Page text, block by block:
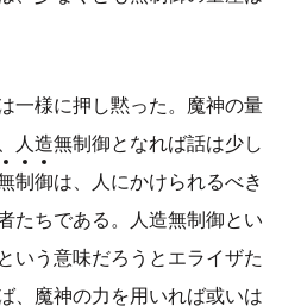
一様に押し黙った。魔神の量
人造無制御となれば話は少し
制御は、人にかけられるべき
たちである。人造無制御とい
いう意味だろうとエライザた
、魔神の力を用いれば或いは